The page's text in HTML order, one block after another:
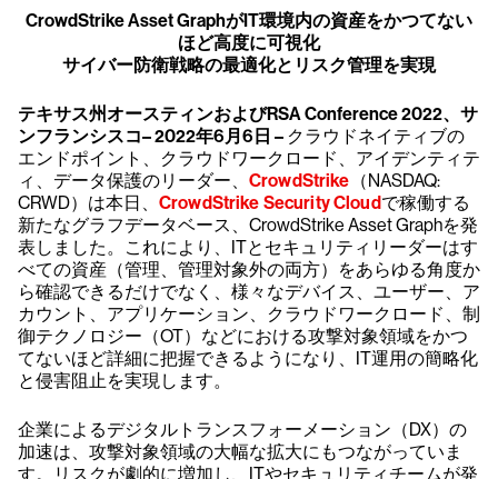
CrowdStrike Asset GraphがIT環境内の資産をかつてない
ほど高度に可視化
サイバー防衛戦略の最適化とリスク管理を実現
テキサス州オースティンおよびRSA Conference 2022、サ
ンフランシスコ– 2022年6月6日 – クラウドネイティブの
エンドポイント、クラウドワークロード、アイデンティテ
ィ、データ保護のリーダー、 CrowdStrike （NASDAQ:
CRWD）は本日、 CrowdStrike Security Cloudで稼働する
新たなグラフデータベース、CrowdStrike Asset Graphを発
表しました。これにより、ITとセキュリティリーダーはす
べての資産（管理、管理対象外の両方）をあらゆる角度か
ら確認できるだけでなく、様々なデバイス、ユーザー、ア
カウント、アプリケーション、クラウドワークロード、制
御テクノロジー（OT）などにおける攻撃対象領域をかつ
てないほど詳細に把握できるようになり、IT運用の簡略化
と侵害阻止を実現します。
企業によるデジタルトランスフォーメーション（DX）の
加速は、攻撃対象領域の大幅な拡大にもつながっていま
す。リスクが劇的に増加し、ITやセキュリティチームが発